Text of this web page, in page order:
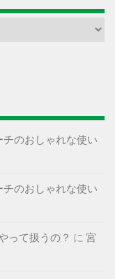
のおしゃれな使い
のおしゃれな使い
って扱うの？ に 宮